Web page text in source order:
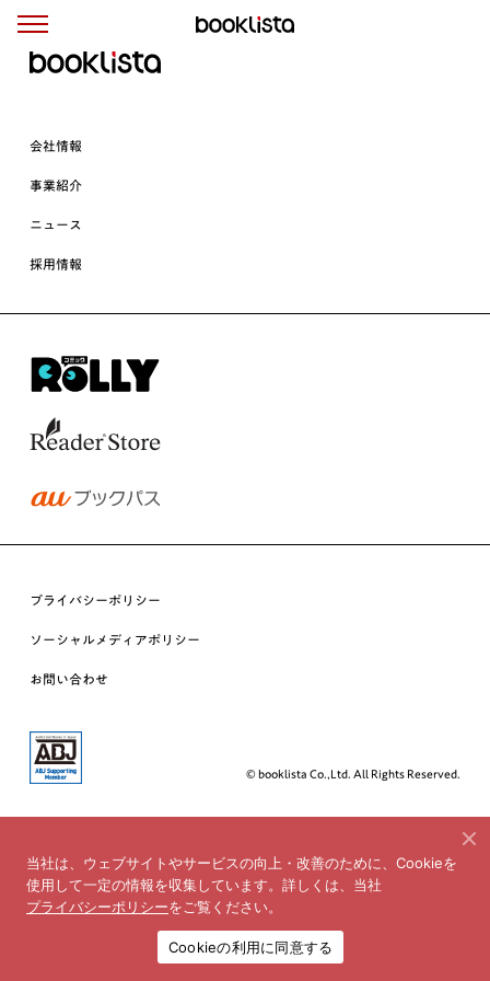
会社情報
事業紹介
ニュース
採用情報
プライバシーポリシー
ソーシャルメディアポリシー
お問い合わせ
© booklista Co.,Ltd. All Rights Reserved.
当社は、ウェブサイトやサービスの向上・改善のために、Cookieを
使用して一定の情報を収集しています。詳しくは、当社
プライバシーポリシーをご覧ください。
Cookieの利用に同意する